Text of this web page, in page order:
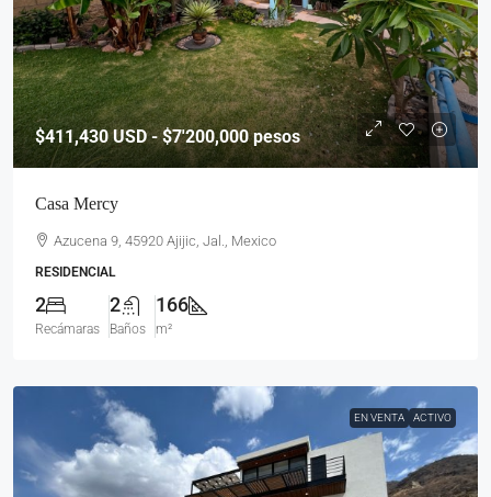
$411,430USD - $7'200,000 pesos
Casa Mercy
Azucena 9, 45920 Ajijic, Jal., Mexico
RESIDENCIAL
2
Recámaras
2
Baños
166
m²
EN VENTA ACTIVO